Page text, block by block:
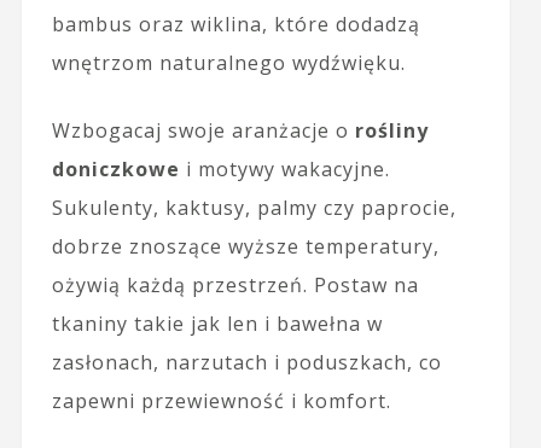
bambus oraz wiklina, które dodadzą
wnętrzom naturalnego wydźwięku.
Wzbogacaj swoje aranżacje o rośliny
doniczkowe i motywy wakacyjne.
Sukulenty, kaktusy, palmy czy paprocie,
dobrze znoszące wyższe temperatury,
ożywią każdą przestrzeń. Postaw na
tkaniny takie jak len i bawełna w
zasłonach, narzutach i poduszkach, co
zapewni przewiewność i komfort.